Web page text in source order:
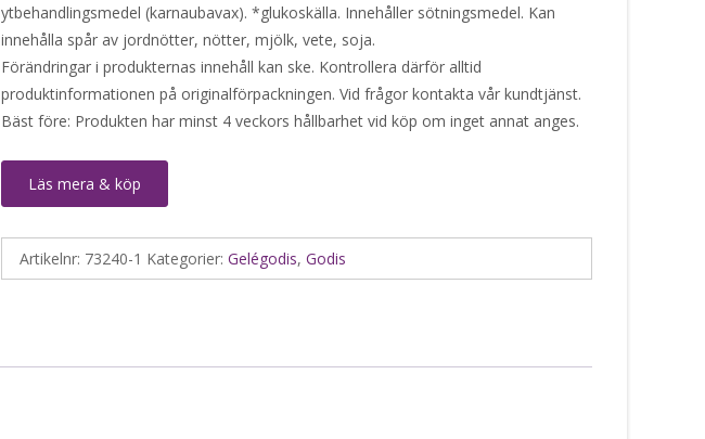
ytbehandlingsmedel (karnaubavax). *glukoskälla. Innehåller sötningsmedel. Kan
innehålla spår av jordnötter, nötter, mjölk, vete, soja.
Förändringar i produkternas innehåll kan ske. Kontrollera därför alltid
produktinformationen på originalförpackningen. Vid frågor kontakta vår kundtjänst.
Bäst före: Produkten har minst 4 veckors hållbarhet vid köp om inget annat anges.
Läs mera & köp
Artikelnr: 73240-1 Kategorier: Gelégodis, Godis